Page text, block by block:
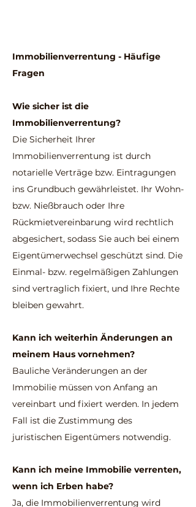
Immobilienverrentung - Häufige
Fragen
Wie sicher ist die
Immobilienverrentung?
Die Sicherheit Ihrer
Immobilienverrentung ist durch
notarielle Verträge bzw. Eintragungen
ins Grundbuch gewährleistet. Ihr Wohn-
bzw. Nießbrauch oder Ihre
Rückmietvereinbarung wird rechtlich
abgesichert, sodass Sie auch bei einem
Eigentümerwechsel geschützt sind. Die
Einmal- bzw. regelmäßigen Zahlungen
sind vertraglich fixiert, und Ihre Rechte
bleiben gewahrt.
Kann ich weiterhin Änderungen an
meinem Haus vornehmen?
Bauliche Veränderungen an der
Immobilie müssen von Anfang an
vereinbart und fixiert werden. In jedem
Fall ist die Zustimmung des
juristischen Eigentümers notwendig.
Kann ich meine Immobilie verrenten,
wenn ich Erben habe?
Ja, die Immobilienverrentung wird